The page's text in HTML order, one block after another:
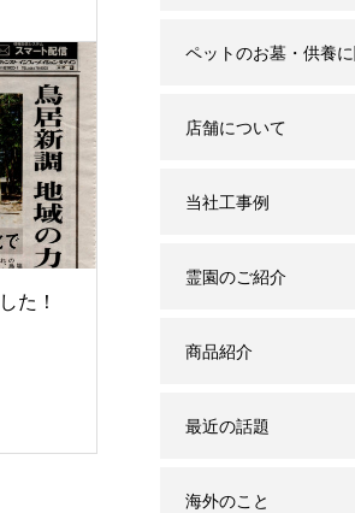
た！
ペットのお墓・供養
店舗について
当社工事例
霊園のご紹介
商品紹介
最近の話題
海外のこと